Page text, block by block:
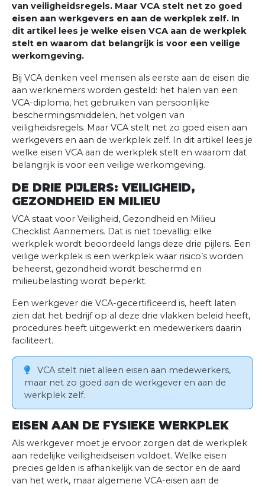
van veiligheidsregels. Maar VCA stelt net zo goed
eisen aan werkgevers en aan de werkplek zelf. In
dit artikel lees je welke eisen VCA aan de werkplek
stelt en waarom dat belangrijk is voor een veilige
werkomgeving.
Bij VCA denken veel mensen als eerste aan de eisen die
aan werknemers worden gesteld: het halen van een
VCA-diploma, het gebruiken van persoonlijke
beschermingsmiddelen, het volgen van
veiligheidsregels. Maar VCA stelt net zo goed eisen aan
werkgevers en aan de werkplek zelf. In dit artikel lees je
welke eisen VCA aan de werkplek stelt en waarom dat
belangrijk is voor een veilige werkomgeving.
DE DRIE PIJLERS: VEILIGHEID,
GEZONDHEID EN MILIEU
VCA staat voor Veiligheid, Gezondheid en Milieu
Checklist Aannemers. Dat is niet toevallig: elke
werkplek wordt beoordeeld langs deze drie pijlers. Een
veilige werkplek is een werkplek waar risico’s worden
beheerst, gezondheid wordt beschermd en
milieubelasting wordt beperkt.
Een werkgever die VCA-gecertificeerd is, heeft laten
zien dat het bedrijf op al deze drie vlakken beleid heeft,
procedures heeft uitgewerkt en medewerkers daarin
faciliteert.
VCA stelt niet alleen eisen aan medewerkers,
maar net zo goed aan de werkgever en aan de
werkplek zelf.
EISEN AAN DE FYSIEKE WERKPLEK
Als werkgever moet je ervoor zorgen dat de werkplek
aan redelijke veiligheidseisen voldoet. Welke eisen
precies gelden is afhankelijk van de sector en de aard
van het werk, maar algemene VCA-eisen aan de